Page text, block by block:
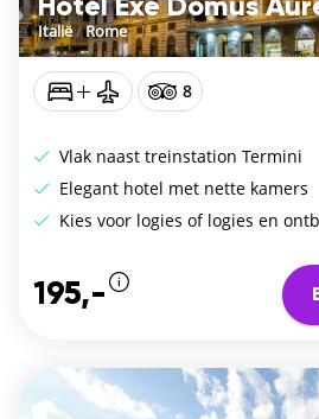
Hotel Exe Domus
Italië/Rome
8
Vlak naast treinstation Termini
Elegant hotel met nette kamers
Kies voor logies of logies en
195,-